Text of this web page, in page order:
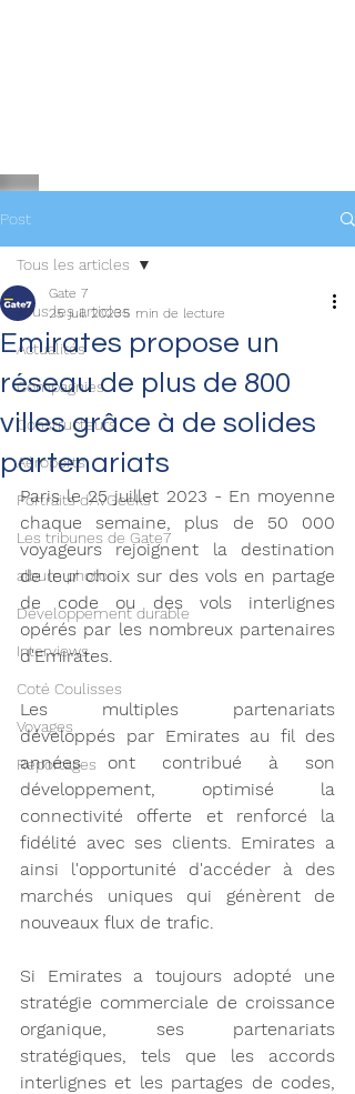
Post
Tous les articles
Actualités
Compagnies
Constructeurs
Aéroports
Portraits d'AvGeeks
Les tribunes de Gate7
album photo
Développement durable
Interviews
Coté Coulisses
Voyages
Reportages
Tous les articles
Emirates propose un
réseau de plus de 800
villes grâce à de solides
partenariats
Gate 7
25 juil. 20235 min de lecture
Paris le 25 juillet 2023 - En moyenne
chaque semaine, plus de 50 000
voyageurs rejoignent la destination
de leur choix sur des vols en partage
de code ou des vols interlignes
opérés par les nombreux partenaires
d'Emirates.
Les multiples partenariats
développés par Emirates au fil des
années ont contribué à son
développement, optimisé la
connectivité offerte et renforcé la
fidélité avec ses clients. Emirates a
ainsi l'opportunité d'accéder à des
marchés uniques qui génèrent de
nouveaux flux de trafic.
Si Emirates a toujours adopté une
stratégie commerciale de croissance
organique, ses partenariats
stratégiques, tels que les accords
interlignes et les partages de codes,